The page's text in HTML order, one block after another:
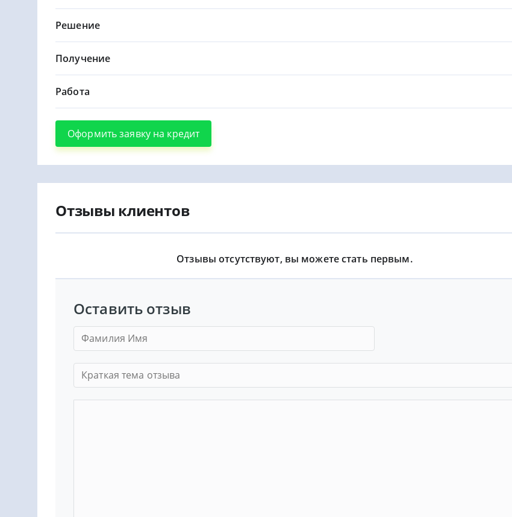
Решение
Получение
Работа
Оформить заявку на кредит
Отзывы клиентов
Отзывы отсутствуют, вы можете стать первым.
Оставить отзыв